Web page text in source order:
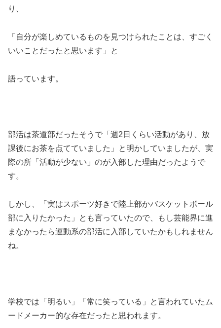
り、
「自分が楽しめているものを見つけられたことは、すごく
いいことだったと思います」と
語っています。
部活は茶道部だったそうで「週2日くらい活動があり、放
課後にお茶を点てていました」と明かしていましたが、実
際の所「活動が少ない」のが入部した理由だったようで
す。
しかし、「実はスポーツ好きで陸上部かバスケットボール
部に入りたかった」とも言っていたので、もし芸能界に進
まなかったら運動系の部活に入部していたかもしれません
ね。
学校では「明るい」「常に笑っている」と言われていたム
ードメーカー的な存在だったと思われます。